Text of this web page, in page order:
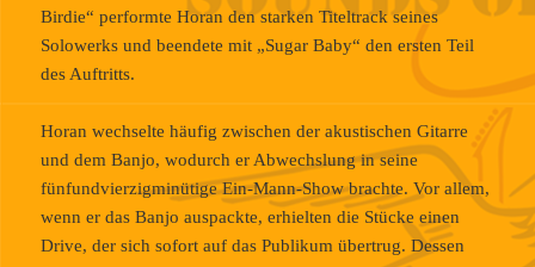
Birdie“ performte Horan den starken Titeltrack seines
Solowerks und beendete mit „Sugar Baby“ den ersten Teil
des Auftritts.
Horan wechselte häufig zwischen der akustischen Gitarre
und dem Banjo, wodurch er Abwechslung in seine
fünfundvierzigminütige Ein-Mann-Show brachte. Vor allem,
wenn er das Banjo auspackte, erhielten die Stücke einen
Drive, der sich sofort auf das Publikum übertrug. Dessen